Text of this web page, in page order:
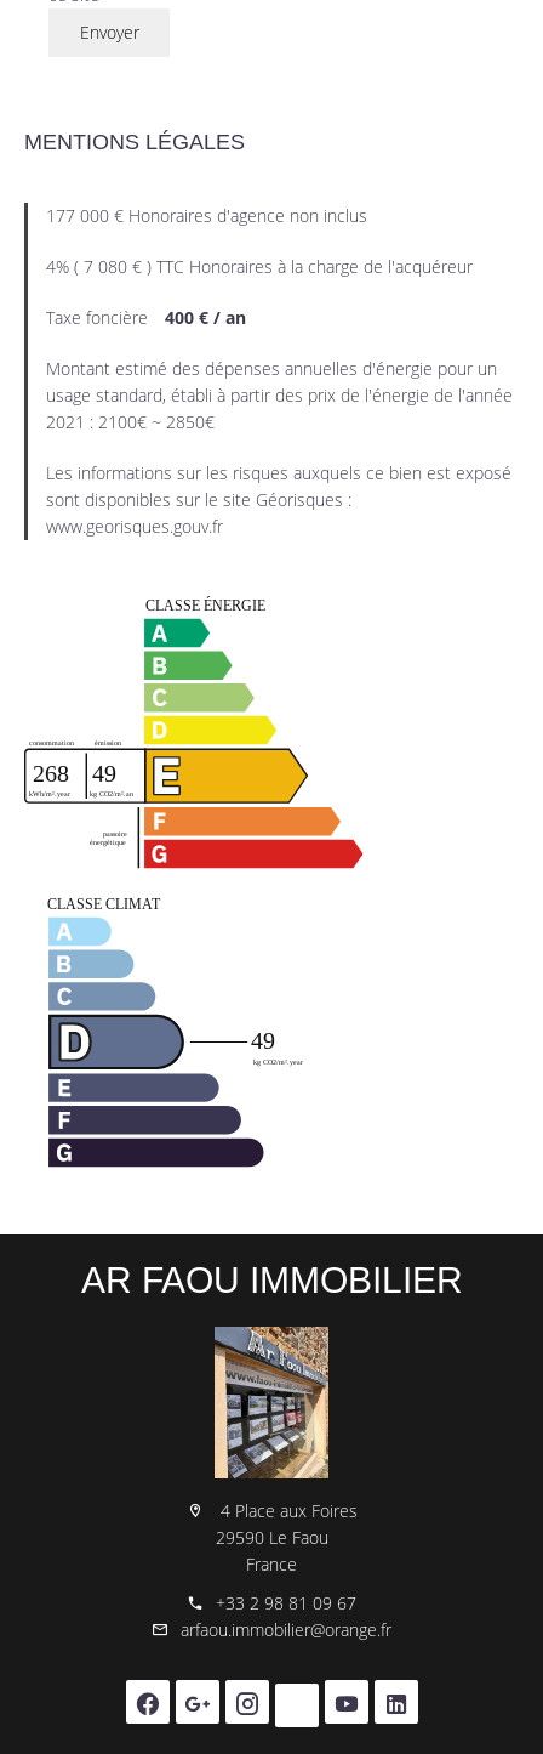
Envoyer
MENTIONS LÉGALES
177 000 € Honoraires d'agence non inclus
4% ( 7 080 € ) TTC Honoraires à la charge de l'acquéreur
Taxe foncière 400 € / an
Montant estimé des dépenses annuelles d'énergie pour un
usage standard, établi à partir des prix de l'énergie de l'année
2021 : 2100€ ~ 2850€
Les informations sur les risques auxquels ce bien est exposé
sont disponibles sur le site Géorisques :
www.georisques.gouv.fr
AR FAOU IMMOBILIER
4 Place aux Foires
29590 Le Faou
France
+33 2 98 81 09 67
arfaou.immobilier@orange.fr